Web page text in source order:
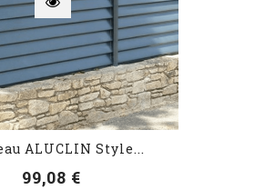
ALUCLIN Style...
99,08 €